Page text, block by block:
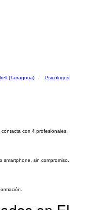
(Tarragona)
Psicólogos
con 4 profesionales.
sin compromiso.